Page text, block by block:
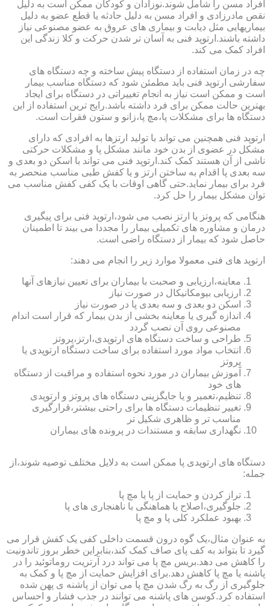
افراد مسن را شامل شوند.نوزادان و کودکان ممکن است به دلیل
نقص مادرزادی و افراد مسن به دلیل حادثه یا قطع عضو به دلیل
بیماریهایی مثل دیابت و بیماری های عروق به عضو مصنوعی نیاز
داشته باشند.ارتوپد فنی به آسان تر شدن حرکت و کلا زندگی این
افراد کمک می کند.
چه در زمان استفاده از دستگاه پیش ساخته و چه دستگاه های
سفارشی ارتوپد فنی باید مطمئن شود که دستگاه مناسب بیمار
است و ممکن است نیاز به انجام تغییراتی در دستگاه برای ایجاد
بهترین حالت ممکن برای فرد داشته باشد.رایج ترین استفاده از این
دستگاه ها برای مشکلات پا،مچ پا،زانو و ستون فقرات است.
ارتوپد فنی همچنین می تواند با تولید ارتزها به افرادی که دارای
مشکل در عضوی از بدن خود مانند مشکل پا و مشکلات حرکتی
ناشی از آن هستند کمک کند.ارتوپد فنی می تواند با اسکن دو بعدی و
سه بعدی پا اقدام به ساختن ارتز و یا کفش طبی مناسب منحصر به
فرد برای بیمار نماید.حتی گاهی اوقات با یک کفی کفش مناسب می
توان مشکل بیمار را حل کرد.
هنگامی که پروتز یا ارتز نصب می شود،ارتوپد فنی برای پیگیری
درمان و مشاوره های تکمیلی بیمار را مجددا می بیند تا اطمینان
حاصل شود که بیمار از دستگاه راضی است.
ارتوپد های فنی معمولا موارد زیر را انجام می دهند:
معاینه،ارزیابی و صحبت با بیماران برای تعیین نیازهای آنها
ارزیابی بیومکانیکال در صورت نیاز
اسکن دو بعدی و سه بعدی پا در صورت نیاز
اندازه گیری یا معاینه بخشی از بدن بیمار که قرار است اندام
مصنوعی روی آن نصب گردد
طراحی و ساخت دستگاه های ارتوپدی،ارتز،پروتز
انتخاب مواد مورد استفاده برای ساخت دستگاه ارتوپدی یا
پروتز
آموزش بیماران در مورد نحوه استفاده و مراقبت از دستگاه
های خود
تنظیم،تعمیر و یا جایگزینی دستگاه های پروتز و ارتوپدی
تغییر تنظیمات دستگاه ها برای راحتی بیشتر،قرارگیری
مناسب تر و ظاهری شکیل تر
نگهداری سابقه و مستندات در پرونده های بیماران
دستگاه های ارتوپدی پا ممکن است به دلایل مختلف توصیه شوند،از
جمله:
تراز کردن و حمایت از پا یا مچ پا
جلوگیری،اصلاح یا هماهنگی با ناهنجاری های پا
بهبود عملکرد کلی پا و مچ پا
به عنوان مثال،یک گوه درون قسمت داخلی کفی یک کفش قرار می
گیرد تا بتواند به کف پای صاف کمک کند،بنابراین خطر بروز تاندونیت
را کاهش می دهد.بریس مچ پا می تواند درد آرتریت روماتوئید را در
پاشنه یا مچ پا کاهش دهد.برای افزایش حمایت از مچ پا و کمک به
جلوگیری از رگ به رگ شدن مچ پا می توان از پاشنه ی پهن شده
استفاده کرد.کوسن های پاشنه می توانند در جذب فشار و احساس